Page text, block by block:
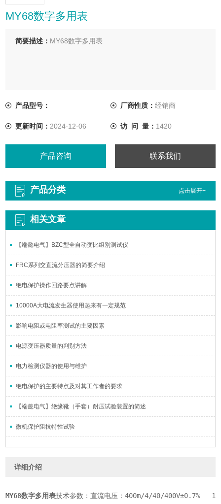
MY68数字多用表
简要描述： MY68数字多用表
产品型号： 厂商性质： 经销商
更新时间： 2024-12-06 访 问 量： 1420
产品咨询 联系我们
产品分类 点击展开+
相关文章
【端懿电气】BZC型全自动变比组别测试仪
FRC系列交直流分压器的简要介绍
继电保护操作回路要点讲解
10000A大电流发生器使用起来有一定规范
影响电阻或电阻率测试的主要因素
电源变压器质量的判别方法
电力检测仪器的使用与维护
继电保护的主要特点及对其工作者的要求
【端懿电气】绝缘靴（手套）耐压试验装置的简述
微机保护阻抗特性试验
详细介绍
MY68数字多用表技术参数：直流电压：400m/4/40/400V±0.7%